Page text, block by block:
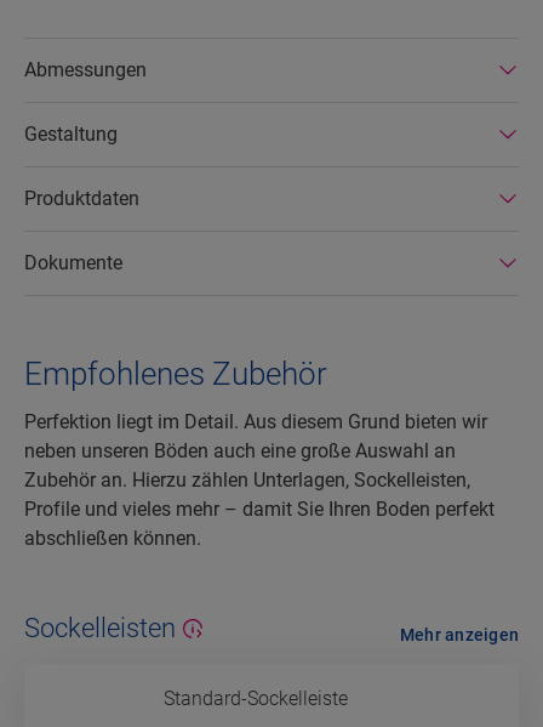
hergestellt werden. Die Laminatböden von Quick-
erweiterte Produktgarantie abgedeckt. Außerdem
entfernen.
Abmessungen
Gestaltung
Produktdaten
Dokumente
Empfohlenes Zubehör
Perfektion liegt im Detail. Aus diesem Grund bieten wir
neben unseren Böden auch eine große Auswahl an
Zubehör an. Hierzu zählen Unterlagen, Sockelleisten,
Profile und vieles mehr – damit Sie Ihren Boden perfekt
abschließen können.
Sockelleisten
Standard-Sockelleiste
Mehr anzeigen